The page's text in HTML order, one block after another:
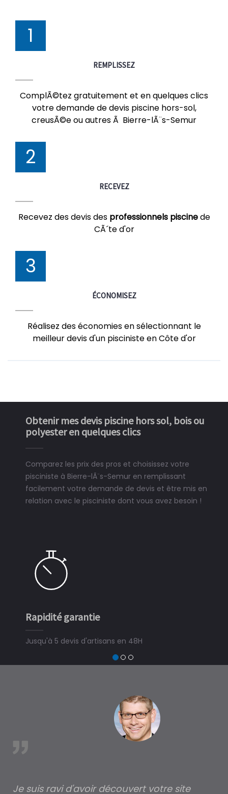
1
REMPLISSEZ
ComplÃ©tez gratuitement et en quelques clics
votre demande de devis piscine hors-sol,
creusÃ©e ou autres Ã Bierre-lÃ¨s-Semur
2
RECEVEZ
Recevez des devis des professionnels piscinede
CÃ´te d'or
3
ÉCONOMISEZ
Réalisez des économies en sélectionnant le
meilleur devis d'un pisciniste en Côte d'or
Obtenir mes devis piscine hors sol, bois ou
polyester en quelques clics
Comparez les prix des pros et choisissez votre
pisciniste à Bierre-lÃ¨s-Semur en remplissant
facilement votre demande de devis et être mis en
relation avec le pisciniste dont vous avez besoin !
Rapidité garantie
Jusqu'à 5 devis d'artisans en 48H
Je suis ravi d'avoir découvert votre site